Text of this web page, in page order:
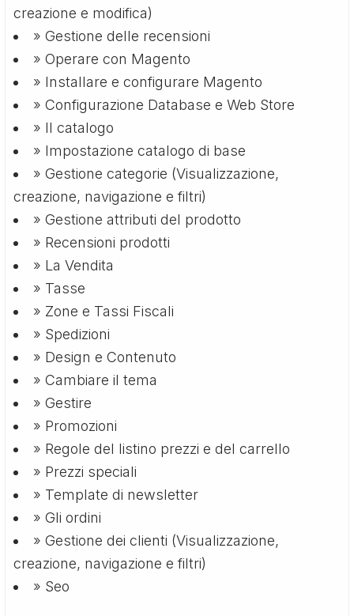
creazione e modifica)
» Gestione delle recensioni
» Operare con Magento
» Installare e configurare Magento
» Configurazione Database e Web Store
» Il catalogo
» Impostazione catalogo di base
» Gestione categorie (Visualizzazione,
creazione, navigazione e filtri)
» Gestione attributi del prodotto
» Recensioni prodotti
» La Vendita
» Tasse
» Zone e Tassi Fiscali
» Spedizioni
» Design e Contenuto
» Cambiare il tema
» Gestire
» Promozioni
» Regole del listino prezzi e del carrello
» Prezzi speciali
» Template di newsletter
» Gli ordini
» Gestione dei clienti (Visualizzazione,
creazione, navigazione e filtri)
» Seo